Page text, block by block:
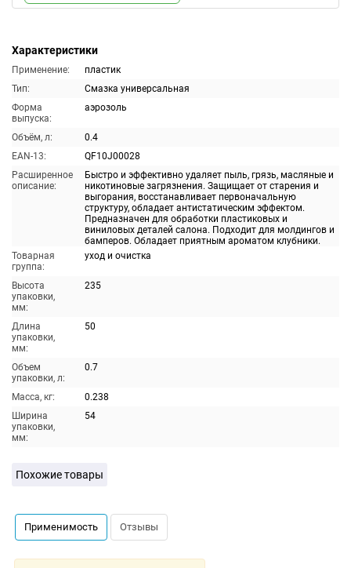
Характеристики
Применение:
пластик
Тип:
Смазка универсальная
Форма
выпуска:
аэрозоль
Объём, л:
0.4
EAN-13:
QF10J00028
Расширенное
описание:
Быстро и эффективно удаляет пыль, грязь, масляные и
никотиновые загрязнения. Защищает от старения и
выгорания, восстанавливает первоначальную
структуру, обладает антистатическим эффектом.
Предназначен для обработки пластиковых и
виниловых деталей салона. Подходит для молдингов и
бамперов. Обладает приятным ароматом клубники.
Товарная
группа:
уход и очистка
Высота
упаковки,
мм:
235
Длина
упаковки,
мм:
50
Объем
упаковки, л:
0.7
Масса, кг:
0.238
Ширина
упаковки,
мм:
54
Похожие товары
Применимость Отзывы